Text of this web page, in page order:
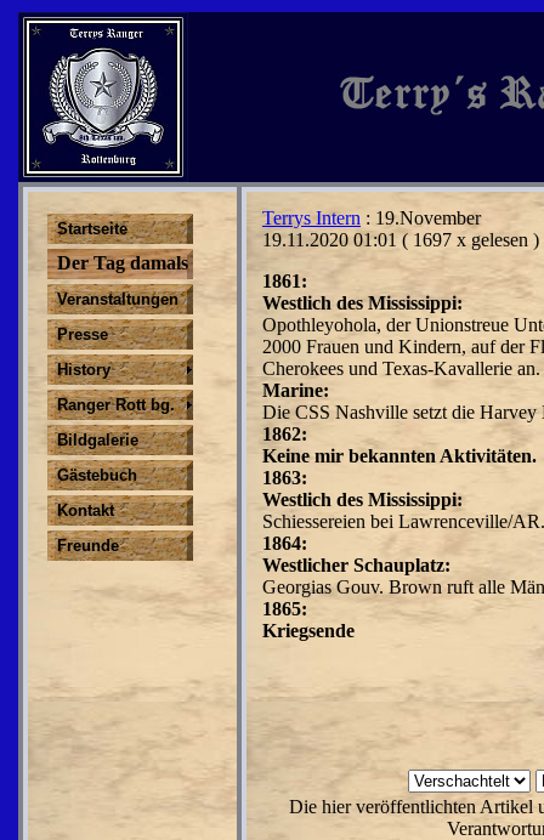
Startseite
Der Tag damals
Veranstaltungen
Presse
History
Ranger Rott bg.
Bildgalerie
Gästebuch
Kontakt
Freunde
Terrys Intern : 19.November
19.11.2020 01:01 ( 1697 x gelesen )
1861:
Westlich des Mississippi:
Opothleyohola, der Unionstreue
2000 Frauen und Kindern, auf der
Cherokees und Texas-Kavallerie an.
Marine:
Die CSS Nashville setzt die
1862:
Keine mir bekannten Aktivitäten.
1863:
Westlich des Mississippi:
Schiessereien bei Lawrenceville/AR.
1864:
Westlicher Schauplatz:
Georgias Gouv. Brown ruft alle
1865:
Kriegsende
Die hier veröffentlichten Artikel